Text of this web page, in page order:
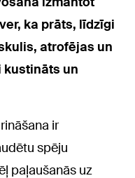
ka prāts, līdzīgi
atrofējas un
kustināts un
ir
spēju
paļaušanās uz